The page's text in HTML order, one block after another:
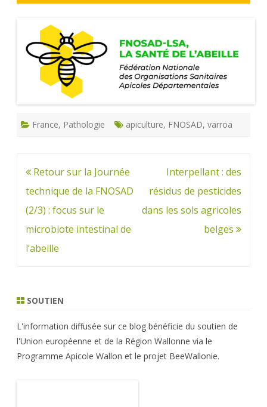
France, Pathologie apiculture, FNOSAD, varroa
Navigation
de
l’article
Retour sur la Journée
technique de la FNOSAD
(2/3) : focus sur le
microbiote intestinal de
l’abeille
Interpellant : des
résidus de pesticides
dans les sols agricoles
belges
SOUTIEN
L'information diffusée sur ce blog bénéficie du soutien de
l'Union européenne et de la Région Wallonne via le
Programme Apicole Wallon et le projet BeeWallonie.